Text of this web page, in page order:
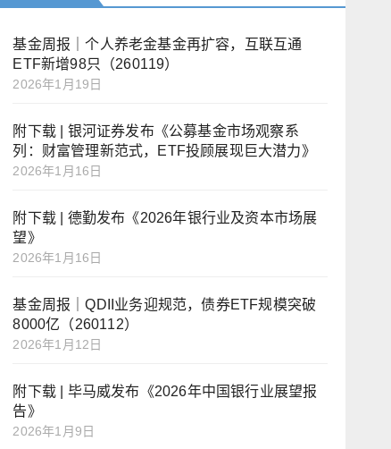
基金周报｜个人养老金基金再扩容，互联互通
ETF新增98只（260119）
2026年1月19日
附下载 | 银河证券发布《公募基金市场观察系
列：财富管理新范式，ETF投顾展现巨大潜力》
2026年1月16日
附下载 | 德勤发布《2026年银行业及资本市场展
望》
2026年1月16日
基金周报｜QDII业务迎规范，债券ETF规模突破
8000亿（260112）
2026年1月12日
附下载 | 毕马威发布《2026年中国银行业展望报
告》
2026年1月9日